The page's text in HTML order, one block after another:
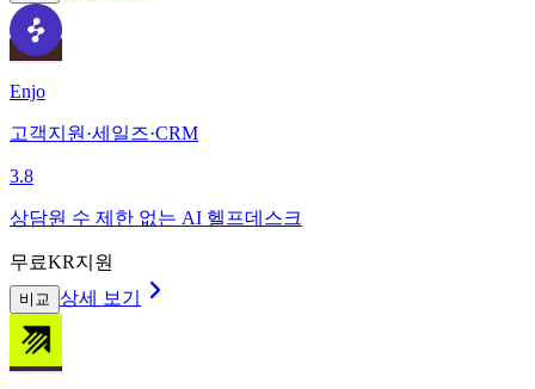
Enjo
고객지원·세일즈·CRM
3.8
상담원 수 제한 없는 AI 헬프데스크
무료KR지원
비교 상세 보기